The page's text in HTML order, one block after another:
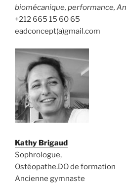
biomécanique, performance,
+212 665 15 60 65
eadconcept(a)gmail.com
Kathy Brigaud
Sophrologue,
Ostéopathe.DO de formation
Ancienne gymnaste